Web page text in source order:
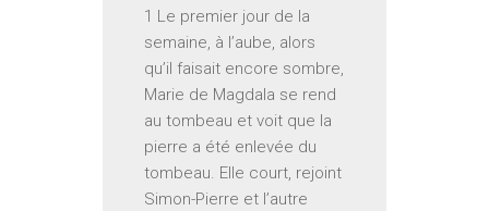
1 Le premier jour de la
semaine, à l’aube, alors
qu’il faisait encore sombre,
Marie de Magdala se rend
au tombeau et voit que la
pierre a été enlevée du
tombeau. Elle court, rejoint
Simon-Pierre et l’autre